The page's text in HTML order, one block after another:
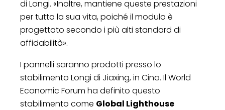
di Longi. «Inoltre, mantiene queste prestazioni
per tutta la sua vita, poiché il modulo è
progettato secondo i più alti standard di
affidabilità».
I pannelli saranno prodotti presso lo
stabilimento Longi di Jiaxing, in Cina. Il World
Economic Forum ha definito questo
stabilimento come Global Lighthouse